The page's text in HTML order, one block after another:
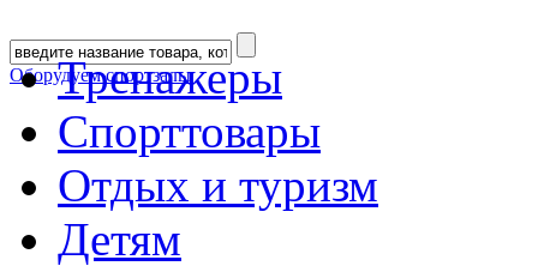
Оборудуем спортзалы
Тренажеры
Спорттовары
Отдых и туризм
Детям